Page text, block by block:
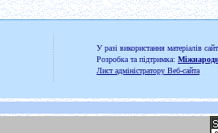
У разі використання матеріалів
Розробка та підтримка:
Лист адміністратору Веб-сайта